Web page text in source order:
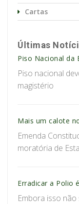
Cartas
Últimas
Piso Nacional da
Piso nacional
magistério
Mais um calote
Emenda
moratória de
Erradicar a Polio
Embora isso